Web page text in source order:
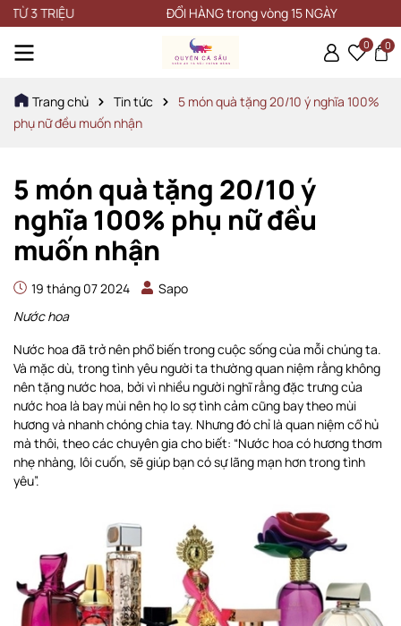
ĐỔI HÀNG trong vòng 15 NGÀY
0 0
Trang chủ Tin tức
5 món quà tặng 20/10 ý nghĩa 100%
phụ nữ đều muốn nhận
5 món quà tặng 20/10 ý
nghĩa 100% phụ nữ đều
muốn nhận
19 tháng 07 2024
Sapo
Nước hoa
Nước hoa đã trở nên phổ biến trong cuộc sống của mỗi chúng ta.
Và mặc dù, trong tình yêu người ta thường quan niệm rằng không
nên tặng nước hoa, bởi vì nhiều người nghĩ rằng đặc trưng của
nước hoa là bay mùi nên họ lo sợ tình cảm cũng bay theo mùi
hương và nhanh chóng chia tay. Nhưng đó chỉ là quan niệm cổ hủ
mà thôi, theo các chuyên gia cho biết: “Nước hoa có hương thơm
nhẹ nhàng, lôi cuốn, sẽ giúp bạn có sự lãng mạn hơn trong tình
yêu”.